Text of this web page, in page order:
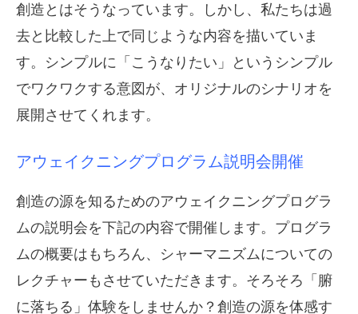
創造とはそうなっています。しかし、私たちは過
去と比較した上で同じような内容を描いていま
す。シンプルに「こうなりたい」というシンプル
でワクワクする意図が、オリジナルのシナリオを
展開させてくれます。
アウェイクニングプログラム説明会開催
創造の源を知るためのアウェイクニングプログラ
ムの説明会を下記の内容で開催します。プログラ
ムの概要はもちろん、シャーマニズムについての
レクチャーもさせていただきます。そろそろ「腑
に落ちる」体験をしませんか？創造の源を体感す